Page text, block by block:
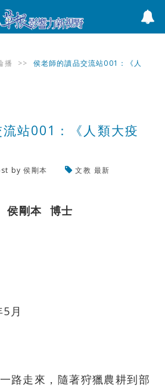
播 >>
侯老師的讀品交流站001：《人
站001：《人類大疫
by侯剛本 文教 最新
侯剛本 博士
月
路走來，隨著狩獵農耕到部